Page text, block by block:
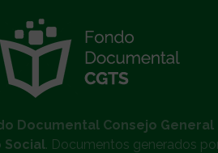
Documental Consejo General
Social. Documentos generados